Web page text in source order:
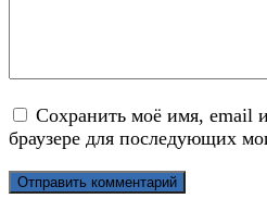
Сохранить моё имя, email
браузере для последующих